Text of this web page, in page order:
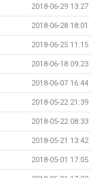
2018-06-29 13:27
2018-06-28 18:01
2018-06-25 11:15
2018-06-18 09:23
2018-06-07 16:44
2018-05-22 21:39
2018-05-22 08:33
2018-05-21 13:42
2018-05-01 17:05